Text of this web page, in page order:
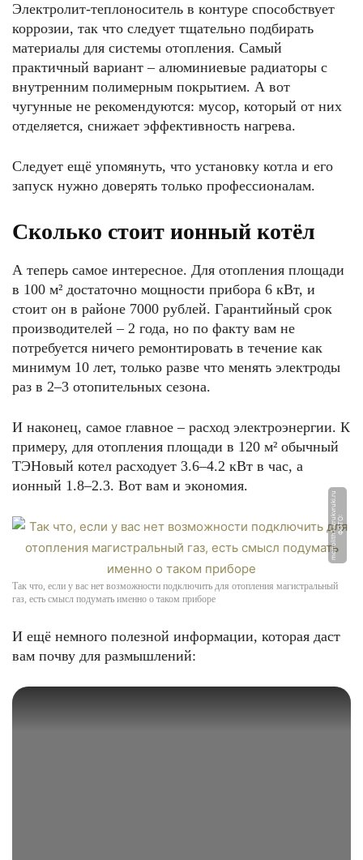
Электролит-теплоноситель в контуре способствует
коррозии, так что следует тщательно подбирать
материалы для системы отопления. Самый
практичный вариант – алюминиевые радиаторы с
внутренним полимерным покрытием. А вот
чугунные не рекомендуются: мусор, который от них
отделяется, снижает эффективность нагрева.
Следует ещё упомянуть, что установку котла и его
запуск нужно доверять только профессионалам.
Сколько стоит ионный котёл
А теперь самое интересное. Для отопления площади
в 100 м² достаточно мощности прибора 6 кВт, и
стоит он в районе 7000 рублей. Гарантийный срок
производителей – 2 года, но по факту вам не
потребуется ничего ремонтировать в течение как
минимум 10 лет, только разве что менять электроды
раз в 2–3 отопительных сезона.
И наконец, самое главное – расход электроэнергии. К
примеру, для отопления площади в 120 м² обычный
ТЭНовый котел расходует 3.6–4.2 кВт в час, а
ионный 1.8–2.3. Вот вам и экономия.
Ф
О
Т
О:
m
o
n
oli
t
h
1.i
z
r
u
k
v
r
u
ki.
r
u
Так что, если у вас нет возможности подключить для отопления магистральный
газ, есть смысл подумать именно о таком приборе
И ещё немного полезной информации, которая даст
вам почву для размышлений: